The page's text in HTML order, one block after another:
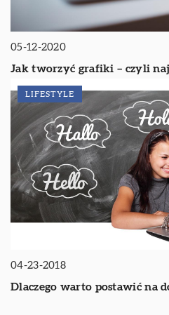
05-12-2020
Jak tworzyć grafiki – czyli
LIFESTYLE
04-23-2018
Dlaczego warto postawić na